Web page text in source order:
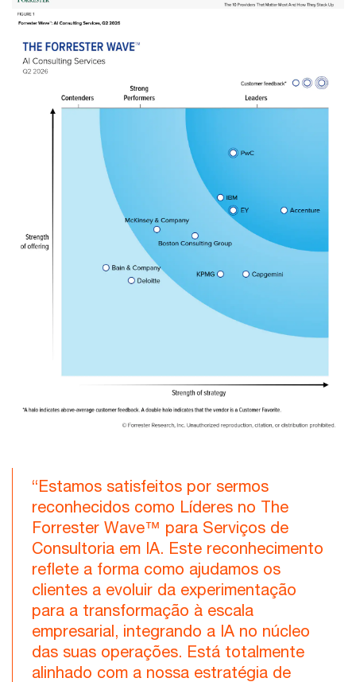
“Estamos satisfeitos por sermos
reconhecidos como Líderes no The
Forrester Wave™ para Serviços de
Consultoria em IA. Este reconhecimento
reflete a forma como ajudamos os
clientes a evoluir da experimentação
para a transformação à escala
empresarial, integrando a IA no núcleo
das suas operações. Está totalmente
alinhado com a nossa estratégia de